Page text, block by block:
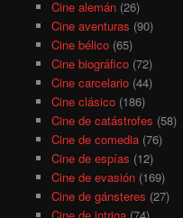
Cine alemán(26)
Cine aventuras (90)
Cine bélico(65)
Cine biográfico(72)
Cine carcelario(44)
Cine clásico(186)
Cine de catástrofes (58)
Cine de comedia(76)
Cine de espías (12)
Cine de evasión(169)
Cine de gánsteres (27)
Cine de intriga(74)